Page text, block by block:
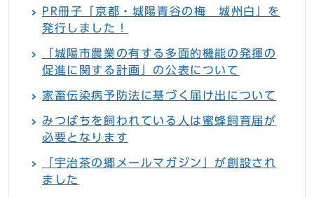
PR冊子「京都・城陽青谷の梅 城州白」を
発行しました！
「城陽市農業の有する多面的機能の発揮の
促進に関する計画」の公表について
家畜伝染病予防法に基づく届け出について
みつばちを飼われている人は蜜蜂飼育届が
必要となります
「宇治茶の郷メールマガジン」が創設され
ました